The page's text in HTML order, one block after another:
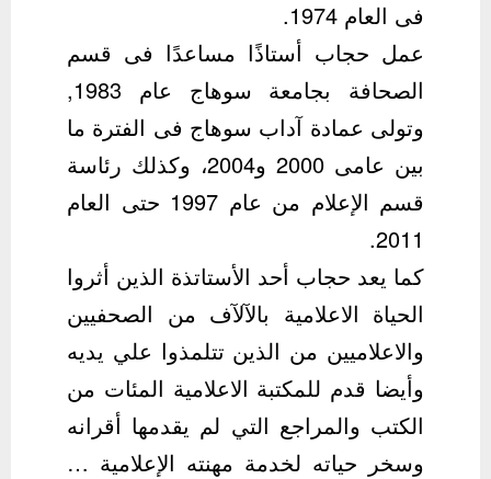
فى العام 1974.
عمل حجاب أستاذًا مساعدًا فى قسم
الصحافة بجامعة سوهاج عام 1983,
وتولى عمادة آداب سوهاج فى الفترة ما
بين عامى 2000 و2004، وكذلك رئاسة
قسم الإعلام من عام 1997 حتى العام
2011.
كما يعد حجاب أحد الأستاتذة الذين أثروا
الحياة الاعلامية بالآلآف من الصحفيين
والاعلاميين من الذين تتلمذوا علي يديه
وأيضا قدم للمكتبة الاعلامية المئات من
الكتب والمراجع التي لم يقدمها أقرانه
وسخر حياته لخدمة مهنته الإعلامية …